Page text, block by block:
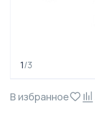
1/3
В избранное